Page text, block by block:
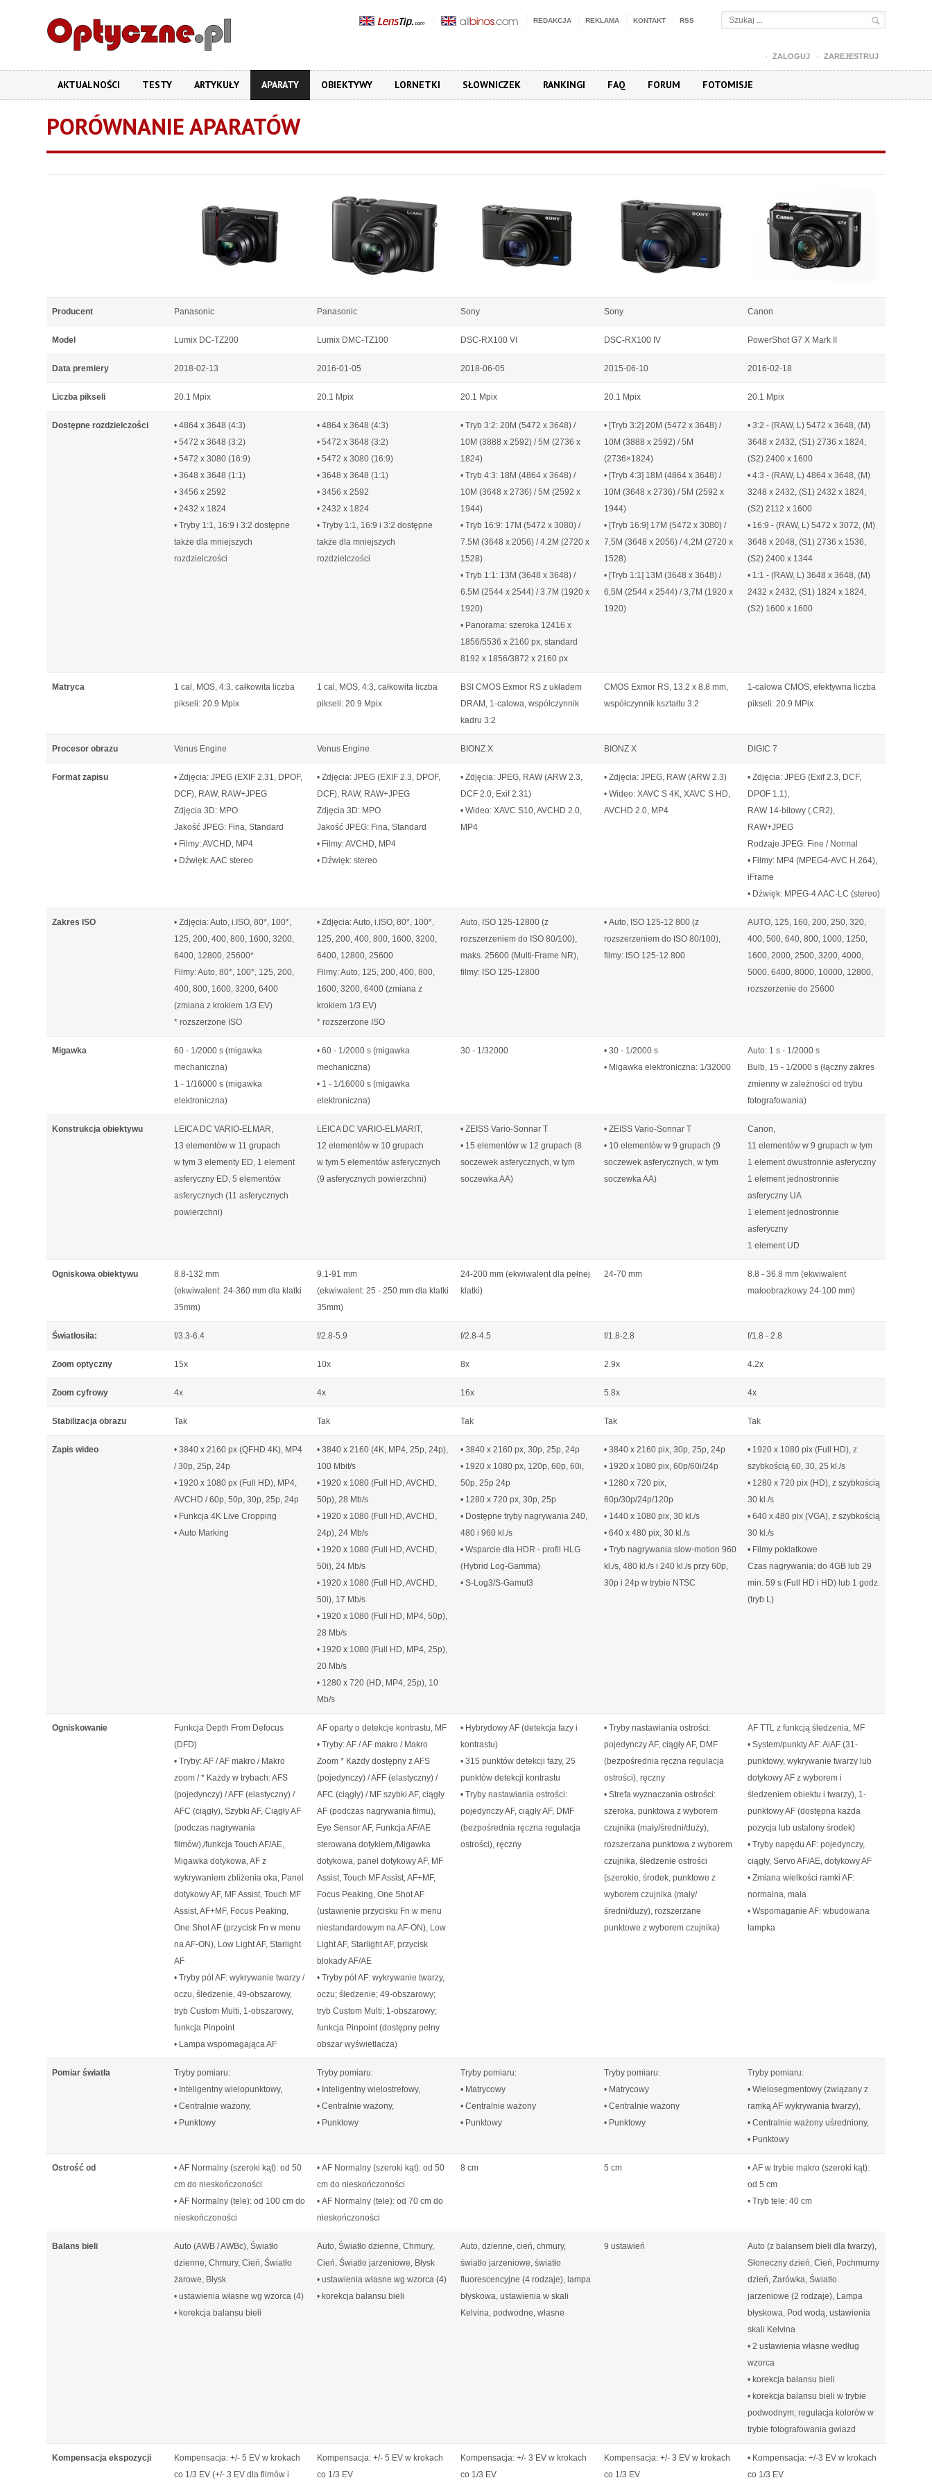
REDAKCJA REKLAMA KONTAKT RSS
ZALOGUJ ZAREJESTRUJ
AKTUALNOŚCI TESTY ARTYKUŁY APARATY OBIEKTYWY LORNETKI SŁOWNICZEK RANKINGI FAQ FORUM FOTOMISJE
PORÓWNANIE APARATÓW
Producent Panasonic Panasonic Sony Sony Canon
Model Lumix DC-TZ200 Lumix DMC-TZ100 DSC-RX100 VI DSC-RX100 IV PowerShot G7 X Mark II
Data premiery 2018-02-13 2016-01-05 2018-06-05 2015-06-10 2016-02-18
Liczba pikseli 20.1 Mpix 20.1 Mpix 20.1 Mpix 20.1 Mpix 20.1 Mpix
Dostępne rozdzielczości
• 4864 x 3648 (4:3)
• 5472 x 3648 (3:2)
• 5472 x 3080 (16:9)
• 3648 x 3648 (1:1)
• 3456 x 2592
• 2432 x 1824
• Tryby 1:1, 16:9 i 3:2 dostępne
także dla mniejszych
rozdzielczości
• 4864 x 3648 (4:3)
• 5472 x 3648 (3:2)
• 5472 x 3080 (16:9)
• 3648 x 3648 (1:1)
• 3456 x 2592
• 2432 x 1824
• Tryby 1:1, 16:9 i 3:2 dostępne
także dla mniejszych
rozdzielczości
• Tryb 3:2: 20M (5472 x 3648) /
10M (3888 x 2592) / 5M (2736 x
1824)
• Tryb 4:3: 18M (4864 x 3648) /
10M (3648 x 2736) / 5M (2592 x
1944)
• Tryb 16:9: 17M (5472 x 3080) /
7.5M (3648 x 2056) / 4.2M (2720 x
1528)
• Tryb 1:1: 13M (3648 x 3648) /
6.5M (2544 x 2544) / 3.7M (1920 x
1920)
• Panorama: szeroka 12416 x
1856/5536 x 2160 px, standard
8192 x 1856/3872 x 2160 px
• [Tryb 3:2] 20M (5472 x 3648) /
10M (3888 x 2592) / 5M
(2736×1824)
• [Tryb 4:3] 18M (4864 x 3648) /
10M (3648 x 2736) / 5M (2592 x
1944)
• [Tryb 16:9] 17M (5472 x 3080) /
7,5M (3648 x 2056) / 4,2M (2720 x
1528)
• [Tryb 1:1] 13M (3648 x 3648) /
6,5M (2544 x 2544) / 3,7M (1920 x
1920)
• 3:2 - (RAW, L) 5472 x 3648, (M)
3648 x 2432, (S1) 2736 x 1824,
(S2) 2400 x 1600
• 4:3 - (RAW, L) 4864 x 3648, (M)
3248 x 2432, (S1) 2432 x 1824,
(S2) 2112 x 1600
• 16:9 - (RAW, L) 5472 x 3072, (M)
3648 x 2048, (S1) 2736 x 1536,
(S2) 2400 x 1344
• 1:1 - (RAW, L) 3648 x 3648, (M)
2432 x 2432, (S1) 1824 x 1824,
(S2) 1600 x 1600
Matryca
1 cal, MOS, 4:3, całkowita liczba
pikseli: 20.9 Mpix
1 cal, MOS, 4:3, całkowita liczba
pikseli: 20.9 Mpix
BSI CMOS Exmor RS z układem
DRAM, 1-calowa, współczynnik
kadru 3:2
CMOS Exmor RS, 13.2 x 8.8 mm,
współczynnik kształtu 3:2
1-calowa CMOS, efektywna liczba
pikseli: 20.9 MPix
Procesor obrazu Venus Engine Venus Engine BIONZ X BIONZ X DIGIC 7
Format zapisu
• Zdjęcia: JPEG (EXIF 2.31, DPOF,
DCF), RAW, RAW+JPEG
Zdjęcia 3D: MPO
Jakość JPEG: Fina, Standard
• Filmy: AVCHD, MP4
• Dźwięk: AAC stereo
• Zdjęcia: JPEG (EXIF 2.3, DPOF,
DCF), RAW, RAW+JPEG
Zdjęcia 3D: MPO
Jakość JPEG: Fina, Standard
• Filmy: AVCHD, MP4
• Dźwięk: stereo
• Zdjęcia: JPEG, RAW (ARW 2.3,
DCF 2.0, Exif 2.31)
• Wideo: XAVC S10, AVCHD 2.0,
MP4
• Zdjęcia: JPEG, RAW (ARW 2.3)
• Wideo: XAVC S 4K, XAVC S HD,
AVCHD 2.0, MP4
• Zdjęcia: JPEG (Exif 2.3, DCF,
DPOF 1.1),
RAW 14-bitowy (.CR2),
RAW+JPEG
Rodzaje JPEG: Fine / Normal
• Filmy: MP4 (MPEG4-AVC H.264),
iFrame
• Dźwięk: MPEG-4 AAC-LC (stereo)
Zakres ISO
• Zdjęcia: Auto, i.ISO, 80*, 100*,
125, 200, 400, 800, 1600, 3200,
6400, 12800, 25600*
Filmy: Auto, 80*, 100*, 125, 200,
400, 800, 1600, 3200, 6400
(zmiana z krokiem 1/3 EV)
* rozszerzone ISO
• Zdjęcia: Auto, i.ISO, 80*, 100*,
125, 200, 400, 800, 1600, 3200,
6400, 12800, 25600
Filmy: Auto, 125, 200, 400, 800,
1600, 3200, 6400 (zmiana z
krokiem 1/3 EV)
* rozszerzone ISO
Auto, ISO 125-12800 (z
rozszerzeniem do ISO 80/100),
maks. 25600 (Multi-Frame NR),
filmy: ISO 125-12800
• Auto, ISO 125-12 800 (z
rozszerzeniem do ISO 80/100),
filmy: ISO 125-12 800
AUTO, 125, 160, 200, 250, 320,
400, 500, 640, 800, 1000, 1250,
1600, 2000, 2500, 3200, 4000,
5000, 6400, 8000, 10000, 12800,
rozszerzenie do 25600
Migawka
60 - 1/2000 s (migawka
mechaniczna)
1 - 1/16000 s (migawka
elektroniczna)
• 60 - 1/2000 s (migawka
mechaniczna)
• 1 - 1/16000 s (migawka
elektroniczna)
30 - 1/32000
• 30 - 1/2000 s
• Migawka elektroniczna: 1/32000
Auto: 1 s - 1/2000 s
Bulb, 15 - 1/2000 s (łączny zakres
zmienny w zależności od trybu
fotografowania)
Konstrukcja obiektywu
LEICA DC VARIO-ELMAR,
13 elementów w 11 grupach
w tym 3 elementy ED, 1 element
asferyczny ED, 5 elementów
asferycznych (11 asferycznych
powierzchni)
LEICA DC VARIO-ELMARIT,
12 elementów w 10 grupach
w tym 5 elementów asferycznych
(9 asferycznych powierzchni)
• ZEISS Vario-Sonnar T
• 15 elementów w 12 grupach (8
soczewek asferycznych, w tym
soczewka AA)
• ZEISS Vario-Sonnar T
• 10 elementów w 9 grupach (9
soczewek asferycznych, w tym
soczewka AA)
Canon,
11 elementów w 9 grupach w tym
1 element dwustronnie asferyczny
1 element jednostronnie
asferyczny UA
1 element jednostronnie
asferyczny
1 element UD
Ogniskowa obiektywu
8.8-132 mm
(ekwiwalent: 24-360 mm dla klatki
35mm)
9.1-91 mm
(ekwiwalent: 25 - 250 mm dla klatki
35mm)
24-200 mm (ekwiwalent dla pełnej
klatki)
24-70 mm
8.8 - 36.8 mm (ekwiwalent
małoobrazkowy 24-100 mm)
Światłosiła: f/3.3-6.4 f/2.8-5.9 f/2.8-4.5 f/1.8-2.8 f/1.8 - 2.8
Zoom optyczny 15x 10x 8x 2.9x 4.2x
Zoom cyfrowy 4x 4x 16x 5.8x 4x
Stabilizacja obrazu Tak Tak Tak Tak Tak
Zapis wideo
• 3840 x 2160 px (QFHD 4K), MP4
/ 30p, 25p, 24p
• 1920 x 1080 px (Full HD), MP4,
AVCHD / 60p, 50p, 30p, 25p, 24p
• Funkcja 4K Live Cropping
• Auto Marking
• 3840 x 2160 (4K, MP4, 25p, 24p),
100 Mbit/s
• 1920 x 1080 (Full HD, AVCHD,
50p), 28 Mb/s
• 1920 x 1080 (Full HD, AVCHD,
24p), 24 Mb/s
• 1920 x 1080 (Full HD, AVCHD,
50i), 24 Mb/s
• 1920 x 1080 (Full HD, AVCHD,
50i), 17 Mb/s
• 1920 x 1080 (Full HD, MP4, 50p),
28 Mb/s
• 1920 x 1080 (Full HD, MP4, 25p),
20 Mb/s
• 1280 x 720 (HD, MP4, 25p), 10
Mb/s
• 3840 x 2160 px, 30p, 25p, 24p
• 1920 x 1080 px, 120p, 60p, 60i,
50p, 25p 24p
• 1280 x 720 px, 30p, 25p
• Dostępne tryby nagrywania 240,
480 i 960 kl./s
• Wsparcie dla HDR - profil HLG
(Hybrid Log-Gamma)
• S-Log3/S-Gamut3
• 3840 x 2160 pix, 30p, 25p, 24p
• 1920 x 1080 pix, 60p/60i/24p
• 1280 x 720 pix,
60p/30p/24p/120p
• 1440 x 1080 pix, 30 kl./s
• 640 x 480 pix, 30 kl./s
• Tryb nagrywania slow-motion 960
kl./s, 480 kl./s i 240 kl./s przy 60p,
30p i 24p w trybie NTSC
• 1920 x 1080 pix (Full HD), z
szybkością 60, 30, 25 kl./s
• 1280 x 720 pix (HD), z szybkością
30 kl./s
• 640 x 480 pix (VGA), z szybkością
30 kl./s
• Filmy poklatkowe
Czas nagrywania: do 4GB lub 29
min. 59 s (Full HD i HD) lub 1 godz.
(tryb L)
Ogniskowanie
Funkcja Depth From Defocus
(DFD)
• Tryby: AF / AF makro / Makro
zoom / * Każdy w trybach: AFS
(pojedynczy) / AFF (elastyczny) /
AFC (ciągły), Szybki AF, Ciągły AF
(podczas nagrywania
filmów),/funkcja Touch AF/AE,
Migawka dotykowa, AF z
wykrywaniem zbliżenia oka, Panel
dotykowy AF, MF Assist, Touch MF
Assist, AF+MF, Focus Peaking,
One Shot AF (przycisk Fn w menu
na AF-ON), Low Light AF, Starlight
AF
• Tryby pól AF: wykrywanie twarzy /
oczu, śledzenie, 49-obszarowy,
tryb Custom Multi, 1-obszarowy,
funkcja Pinpoint
• Lampa wspomagająca AF
AF oparty o detekcje kontrastu, MF
• Tryby: AF / AF makro / Makro
Zoom * Każdy dostępny z AFS
(pojedynczy) / AFF (elastyczny) /
AFC (ciągły) / MF szybki AF, ciągły
AF (podczas nagrywania filmu),
Eye Sensor AF, Funkcja AF/AE
sterowana dotykiem,/Migawka
dotykowa, panel dotykowy AF, MF
Assist, Touch MF Assist, AF+MF,
Focus Peaking, One Shot AF
(ustawienie przycisku Fn w menu
niestandardowym na AF-ON), Low
Light AF, Starlight AF, przycisk
blokady AF/AE
• Tryby pól AF: wykrywanie twarzy,
oczu; śledzenie; 49-obszarowy;
tryb Custom Multi; 1-obszarowy;
funkcja Pinpoint (dostępny pełny
obszar wyświetlacza)
• Hybrydowy AF (detekcja fazy i
kontrastu)
• 315 punktów detekcji fazy, 25
punktów detekcji kontrastu
• Tryby nastawiania ostrości:
pojedynczy AF, ciągły AF, DMF
(bezpośrednia ręczna regulacja
ostrości), ręczny
• Tryby nastawiania ostrości:
pojedynczy AF, ciągły AF, DMF
(bezpośrednia ręczna regulacja
ostrości), ręczny
• Strefa wyznaczania ostrości:
szeroka, punktowa z wyborem
czujnika (mały/średni/duży),
rozszerzana punktowa z wyborem
czujnika, śledzenie ostrości
(szerokie, środek, punktowe z
wyborem czujnika (mały/
średni/duży), rozszerzane
punktowe z wyborem czujnika)
AF TTL z funkcją śledzenia, MF
• System/punkty AF: AiAF (31-
punktowy, wykrywanie twarzy lub
dotykowy AF z wyborem i
śledzeniem obiektu i twarzy), 1-
punktowy AF (dostępna każda
pozycja lub ustalony środek)
• Tryby napędu AF: pojedynczy,
ciągły, Servo AF/AE, dotykowy AF
• Zmiana wielkości ramki AF:
normalna, mała
• Wspomaganie AF: wbudowana
lampka
Pomiar światła
Tryby pomiaru:
• Inteligentny wielopunktowy,
• Centralnie ważony,
• Punktowy
Tryby pomiaru:
• Inteligentny wielostrefowy,
• Centralnie ważony,
• Punktowy
Tryby pomiaru:
• Matrycowy
• Centralnie ważony
• Punktowy
Tryby pomiaru:
• Matrycowy
• Centralnie ważony
• Punktowy
Tryby pomiaru:
• Wielosegmentowy (związany z
ramką AF wykrywania twarzy),
• Centralnie ważony uśredniony,
• Punktowy
Ostrość od
• AF Normalny (szeroki kąt): od 50
cm do nieskończoności
• AF Normalny (tele): od 100 cm do
nieskończoności
• AF Normalny (szeroki kąt): od 50
cm do nieskończoności
• AF Normalny (tele): od 70 cm do
nieskończoności
8 cm 5 cm
• AF w trybie makro (szeroki kąt):
od 5 cm
• Tryb tele: 40 cm
Balans bieli
Auto (AWB / AWBc), Światło
dzienne, Chmury, Cień, Światło
żarowe, Błysk
• ustawienia własne wg wzorca (4)
• korekcja balansu bieli
Auto, Światło dzienne, Chmury,
Cień, Światło jarzeniowe, Błysk
• ustawienia własne wg wzorca (4)
• korekcja balansu bieli
Auto, dzienne, cień, chmury,
światło jarzeniowe, światło
fluorescencyjne (4 rodzaje), lampa
błyskowa, ustawienia w skali
Kelvina, podwodne, własne
9 ustawień
Auto (z balansem bieli dla twarzy),
Słoneczny dzień, Cień, Pochmurny
dzień, Żarówka, Światło
jarzeniowe (2 rodzaje), Lampa
błyskowa, Pod wodą, ustawienia
skali Kelvina
• 2 ustawienia własne według
wzorca
• korekcja balansu bieli
• korekcja balansu bieli w trybie
podwodnym; regulacja kolorów w
trybie fotografowania gwiazd
Kompensacja ekspozycji
Kompensacja: +/- 5 EV w krokach
co 1/3 EV (+/- 3 EV dla filmów i
Kompensacja: +/- 5 EV w krokach
co 1/3 EV
Kompensacja: +/- 3 EV w krokach
co 1/3 EV
Kompensacja: +/- 3 EV w krokach
co 1/3 EV
• Kompensacja: +/-3 EV w krokach
co 1/3 EV